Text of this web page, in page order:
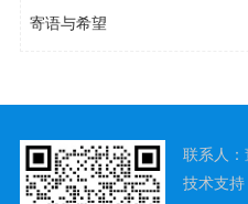
寄语与希望
联系人：
技术支